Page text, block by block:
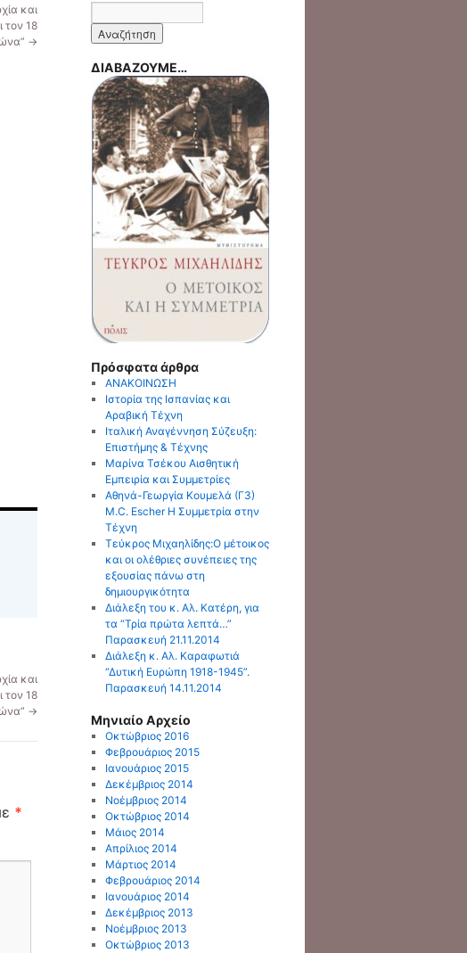
και
τον 18
→
και
τον 18
→
*
ΔΙΑΒΑΖΟΥΜΕ…
Πρόσφατα άρθρα
ΑΝΑΚΟΙΝΩΣΗ
Ιστορία της Ισπανίας και
Αραβική Τέχνη
Ιταλική Αναγέννηση Σύζευξη:
Επιστήμης & Τέχνης
Μαρίνα Τσέκου Αισθητική
Εμπειρία και Συμμετρίες
Αθηνά-Γεωργία Κουμελά (Γ3)
M.C. Escher Η Συμμετρία στην
Τέχνη
Τεύκρος Μιχαηλίδης:O μέτοικος
και οι ολέθριες συνέπειες της
εξουσίας πάνω στη
δημιουργικότητα
Διάλεξη του κ. Αλ. Κατέρη, για
τα “Τρία πρώτα λεπτά…”
Παρασκευή 21.11.2014
Διάλεξη κ. Αλ. Καραφωτιά
“Δυτική Ευρώπη 1918-1945”.
Παρασκευή 14.11.2014
Μηνιαίο Αρχείο
Οκτώβριος 2016
Φεβρουάριος 2015
Ιανουάριος 2015
Δεκέμβριος 2014
Νοέμβριος 2014
Οκτώβριος 2014
Μάιος 2014
Απρίλιος 2014
Μάρτιος 2014
Φεβρουάριος 2014
Ιανουάριος 2014
Δεκέμβριος 2013
Νοέμβριος 2013
Οκτώβριος 2013